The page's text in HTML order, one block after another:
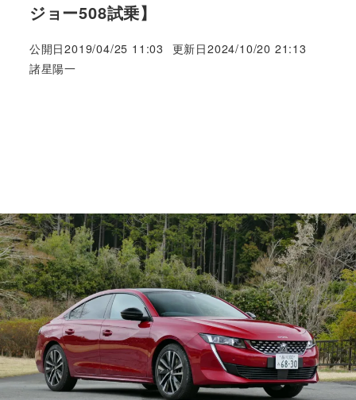
ジョー508試乗】
公開日2019/04/25 11:03 更新日2024/10/20 21:13
著
諸星陽一